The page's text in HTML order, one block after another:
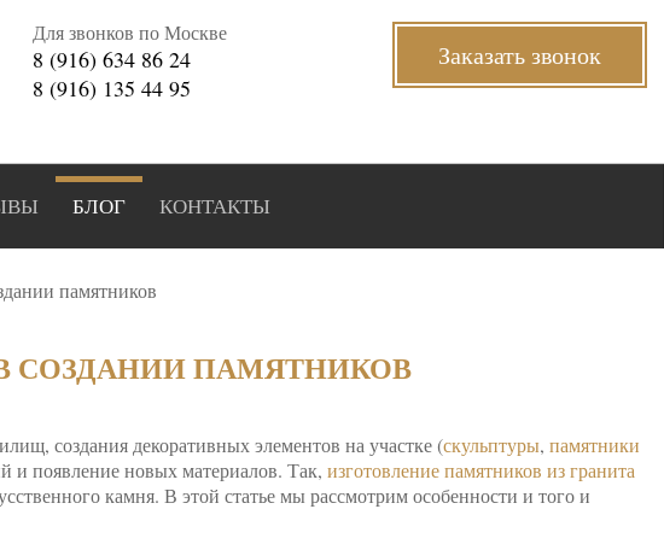
Для звонков по Москве
8 (916) 634 86 24
8 (916) 135 44 95
Заказать звонок
БЛОГ КОНТАКТЫ
памятников
СОЗДАНИИ ПАМЯТНИКОВ
создания декоративных элементов на участке (скульптуры, памятники
и появление новых материалов. Так, изготовление памятников из гранита
камня. В этой статье мы рассмотрим особенности и того и